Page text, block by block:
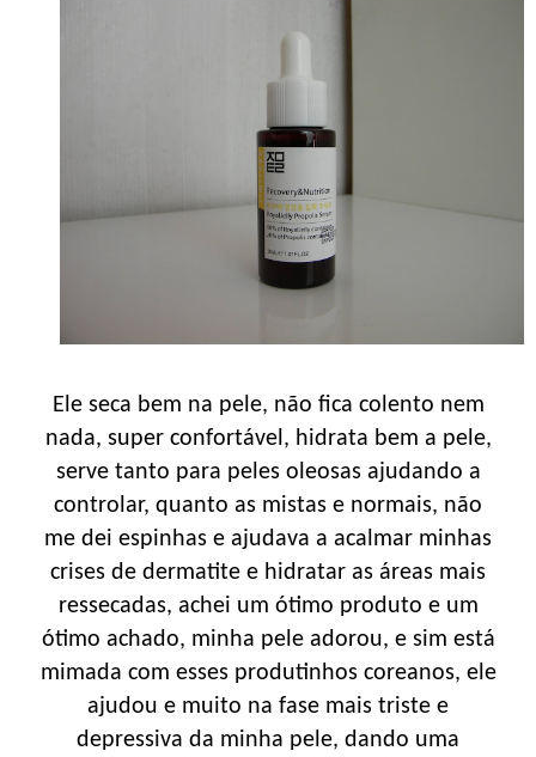
Ele seca bem na pele, não fica colento nem
nada, super confortável, hidrata bem a pele,
serve tanto para peles oleosas ajudando a
controlar, quanto as mistas e normais, não
me dei espinhas e ajudava a acalmar minhas
crises de dermatite e hidratar as áreas mais
ressecadas, achei um ótimo produto e um
ótimo achado, minha pele adorou, e sim está
mimada com esses produtinhos coreanos, ele
ajudou e muito na fase mais triste e
depressiva da minha pele, dando uma